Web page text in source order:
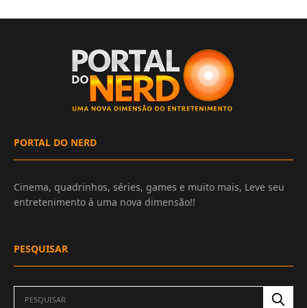
PORTAL DO NERD
Cinema, quadrinhos, séries, games e muito mais, Leve seu
entretenimento à uma nova dimensão!!
PESQUISAR